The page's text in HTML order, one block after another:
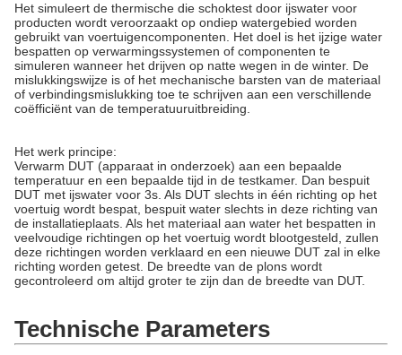
Het simuleert de thermische die schoktest door ijswater voor
producten wordt veroorzaakt op ondiep watergebied worden
gebruikt van voertuigencomponenten. Het doel is het ijzige water
bespatten op verwarmingssystemen of componenten te
simuleren wanneer het drijven op natte wegen in de winter. De
mislukkingswijze is of het mechanische barsten van de materiaal
of verbindingsmislukking toe te schrijven aan een verschillende
coëfficiënt van de temperatuuruitbreiding.
Het werk principe:
Verwarm DUT (apparaat in onderzoek) aan een bepaalde
temperatuur en een bepaalde tijd in de testkamer. Dan bespuit
DUT met ijswater voor 3s. Als DUT slechts in één richting op het
voertuig wordt bespat, bespuit water slechts in deze richting van
de installatieplaats. Als het materiaal aan water het bespatten in
veelvoudige richtingen op het voertuig wordt blootgesteld, zullen
deze richtingen worden verklaard en een nieuwe DUT zal in elke
richting worden getest. De breedte van de plons wordt
gecontroleerd om altijd groter te zijn dan de breedte van DUT.
Technische Parameters